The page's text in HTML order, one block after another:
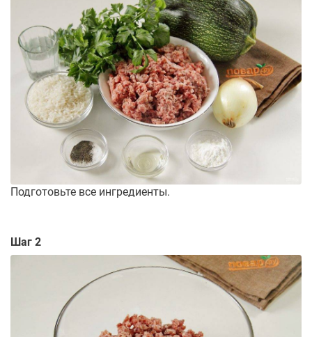
Подготовьте все ингредиенты.
Шаг 2